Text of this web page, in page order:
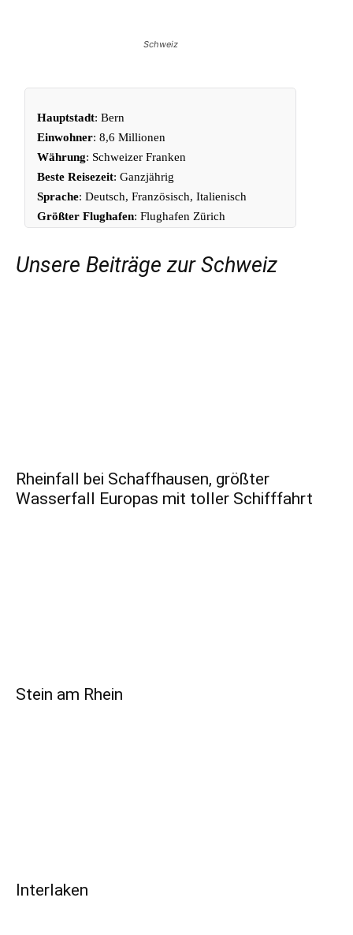
Schweiz
Hauptstadt: Bern
Einwohner: 8,6 Millionen
Währung: Schweizer Franken
Beste Reisezeit: Ganzjährig
Sprache: Deutsch, Französisch, Italienisch
Größter Flughafen: Flughafen Zürich
Unsere Beiträge zur Schweiz
Rheinfall bei Schaffhausen, größter
Wasserfall Europas mit toller Schifffahrt
Stein am Rhein
Interlaken